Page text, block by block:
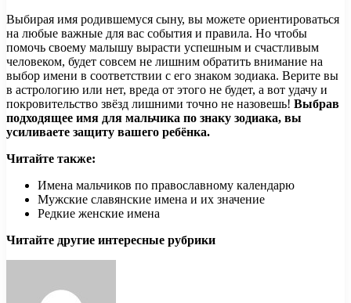
Выбирая имя родившемуся сыну, вы можете ориентироваться
на любые важные для вас события и правила. Но чтобы
помочь своему малышу вырасти успешным и счастливым
человеком, будет совсем не лишним обратить внимание на
выбор имени в соответствии с его знаком зодиака. Верите вы
в астрологию или нет, вреда от этого не будет, а вот удачу и
покровительство звёзд лишними точно не назовешь! Выбрав
подходящее имя для мальчика по знаку зодиака, вы
усиливаете защиту вашего ребёнка.
Читайте также:
Имена мальчиков по православному календарю
Мужские славянские имена и их значение
Редкие женские имена
Читайте другие интересные рубрики